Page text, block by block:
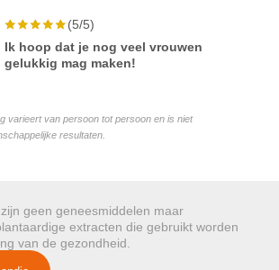
(5/5)
Ik hoop dat je nog veel vrouwen
gelukkig mag maken!
varieert van persoon tot persoon en is niet
resultaten.
geen geneesmiddelen maar
extracten die gebruikt worden
van de gezondheid.